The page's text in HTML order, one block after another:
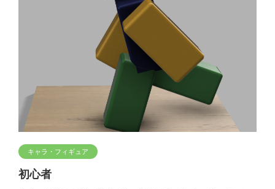
キャラ・フィギュア
初心者